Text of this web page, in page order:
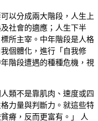
以分成兩大階段，人生上
社會的適應；人生下半
所主宰。中年階段是人格
個體化，進行「自我修
階段遭遇的種種危機，視
類不是靠肌肉、速度或四
力量與判斷力。就這些特
瘠，反而更富有。」 人